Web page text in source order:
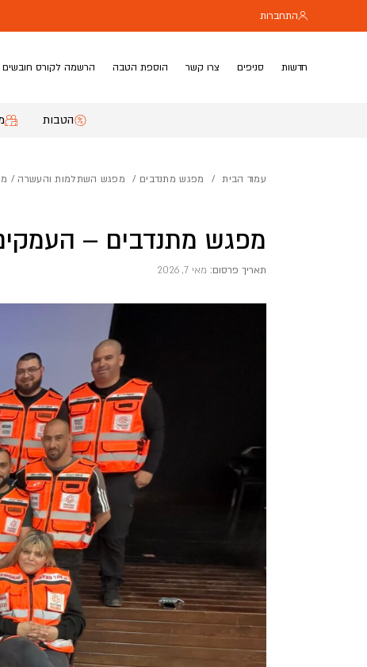
התחברות
חדשות סניפים צרו קשר הוספת הטבה הרשמה לקורס חובשים
הטבות
עמוד הבית / מפגש מתנדבים / מפגש השתלמות והעשרה/
מפגש מתנדבים –
תאריך פרסום: מאי 7, 2026